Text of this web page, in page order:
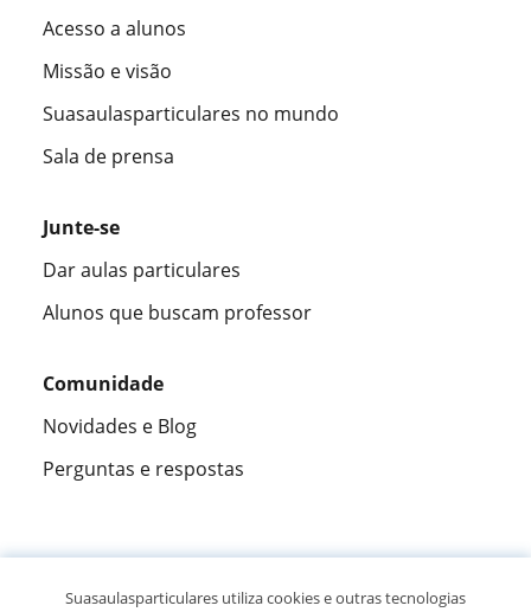
Acesso a alunos
Missão e visão
Suasaulasparticulares no mundo
Sala de prensa
Junte-se
Dar aulas particulares
Alunos que buscam professor
Comunidade
Novidades e Blog
Perguntas e respostas
Suasaulasparticulares utiliza cookies e outras tecnologias